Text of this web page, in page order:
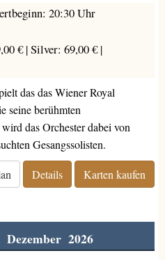
20:30 Uhr
€ |Silver: 69,00 € |
das das Wiener Royal
seine berühmten
das Orchester dabei von
Gesangssolisten.
Details Karten kaufen
2026